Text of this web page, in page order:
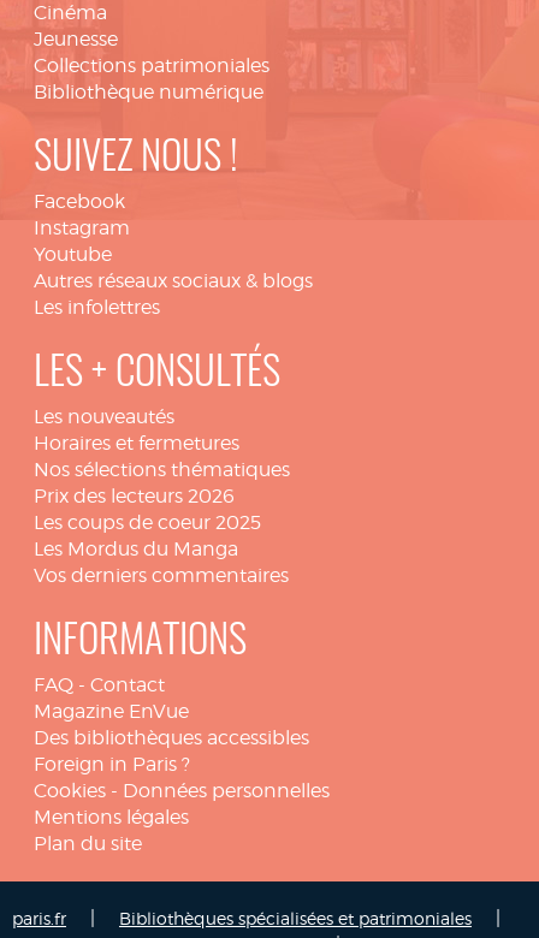
Cinéma
Jeunesse
Collections patrimoniales
Bibliothèque numérique
SUIVEZ NOUS !
Facebook
Instagram
Youtube
Autres réseaux sociaux & blogs
Les infolettres
LES + CONSULTÉS
Les nouveautés
Horaires et fermetures
Nos sélections thématiques
Prix des lecteurs 2026
Les coups de coeur 2025
Les Mordus du Manga
Vos derniers commentaires
INFORMATIONS
FAQ - Contact
Magazine EnVue
Des bibliothèques accessibles
Foreign in Paris ?
Cookies - Données personnelles
Mentions légales
Plan du site
paris.fr Bibliothèques spécialisées et patrimoniales